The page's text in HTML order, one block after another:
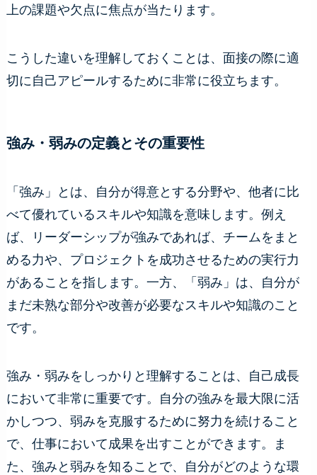
上の課題や欠点に焦点が当たります。
こうした違いを理解しておくことは、面接の際に適
切に自己アピールするために非常に役立ちます。
強み・弱みの定義とその重要性
「強み」とは、自分が得意とする分野や、他者に比
べて優れているスキルや知識を意味します。例え
ば、リーダーシップが強みであれば、チームをまと
める力や、プロジェクトを成功させるための実行力
があることを指します。一方、「弱み」は、自分が
まだ未熟な部分や改善が必要なスキルや知識のこと
です。
強み・弱みをしっかりと理解することは、自己成長
において非常に重要です。自分の強みを最大限に活
かしつつ、弱みを克服するために努力を続けること
で、仕事において成果を出すことができます。ま
た、強みと弱みを知ることで、自分がどのような環